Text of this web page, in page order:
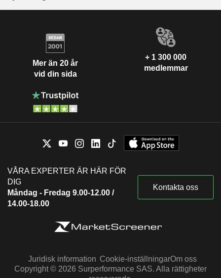
Mer än 20 år
vid din sida
+ 1 300 000
medlemmar
VÅRA EXPERTER ÄR HÄR FÖR
DIG
Måndag - Fredag 9.00-12.00 /
14.00-18.00
Kontakta oss
Juridisk information Cookie-inställningarOm oss
Copyright © 2026 Surperformance SAS. Alla rättigheter